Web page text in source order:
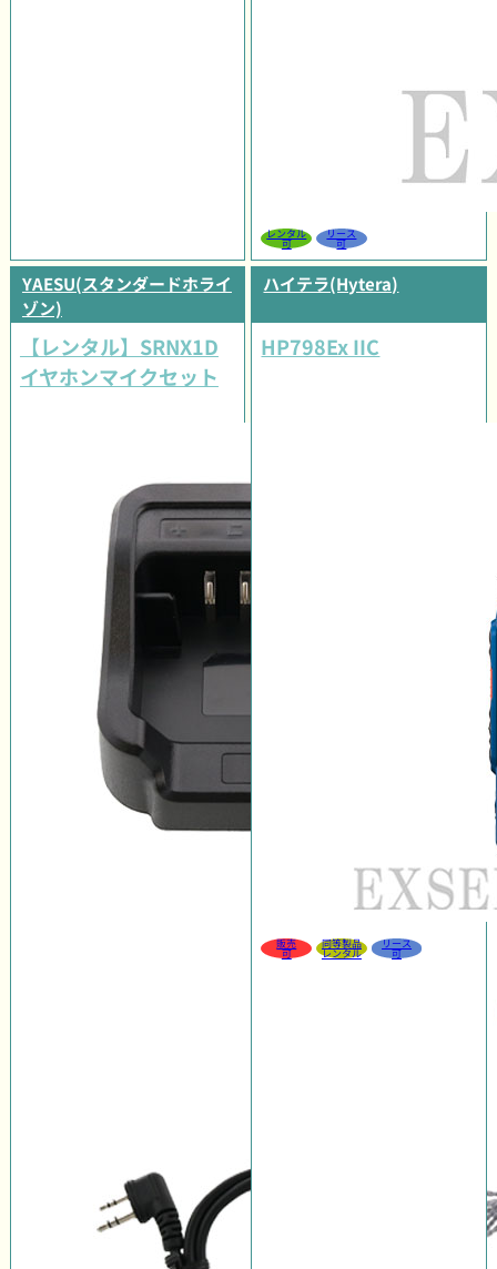
レンタル
可
リース
可
YAESU(スタンダードホライ
ゾン)
【レンタル】SRNX1D
イヤホンマイクセット
ハイテラ(Hytera)
HP798Ex IIC
販売
可
同等製品
レンタル
リース
可